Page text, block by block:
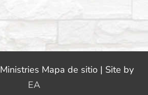
Mapa de sitio | Site by
EA